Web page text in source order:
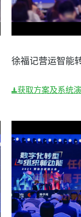
徐福记营运智能
获取方案及系统